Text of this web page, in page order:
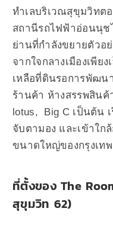
ทำเลบริเวณสุขุมวิทต
สถานีรถไฟฟ้าอ่อนนุ
ย่านที่กำลังขยายตัวอ
จากใจกลางเมืองเพีย
เหลือที่ดินรอการพัฒน
ร้านค้า ห้างสรรพสินค้
lotus, Big C เป็นต้น
จับตามอง และเข้าใก
ขนาดใหญ่ของกรุงเท
ที่ตั้งของ The
สุขุมวิท 62)